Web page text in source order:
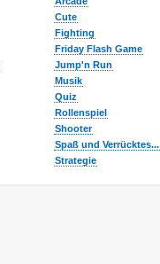
Cute
Fighting
Friday Flash Game
Jump'n Run
Musik
Quiz
Rollenspiel
Shooter
Spaß und Verrücktes...
Strategie